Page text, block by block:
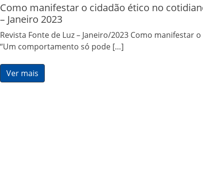
Como manifestar o cidadão ético no
– Janeiro 2023
Revista Fonte de Luz – Janeiro/2023 Como manifestar
“Um comportamento só pode […]
Ver mais